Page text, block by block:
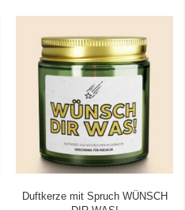
Duftkerze mit Spruch WÜNSCH